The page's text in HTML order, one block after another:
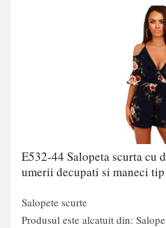
E532-44 Salopeta scurta cu
umerii decupati si maneci
Salopete scurte
Produsul este alcatuit din: